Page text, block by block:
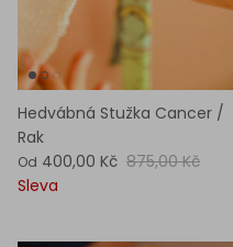
Hedvábná Stužka Cancer /
Rak
Od 400,00 Kč 875,00 Kč
Sleva